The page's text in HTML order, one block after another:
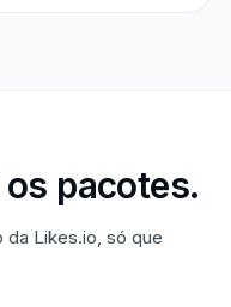
pacotes.
da Likes.io, só que